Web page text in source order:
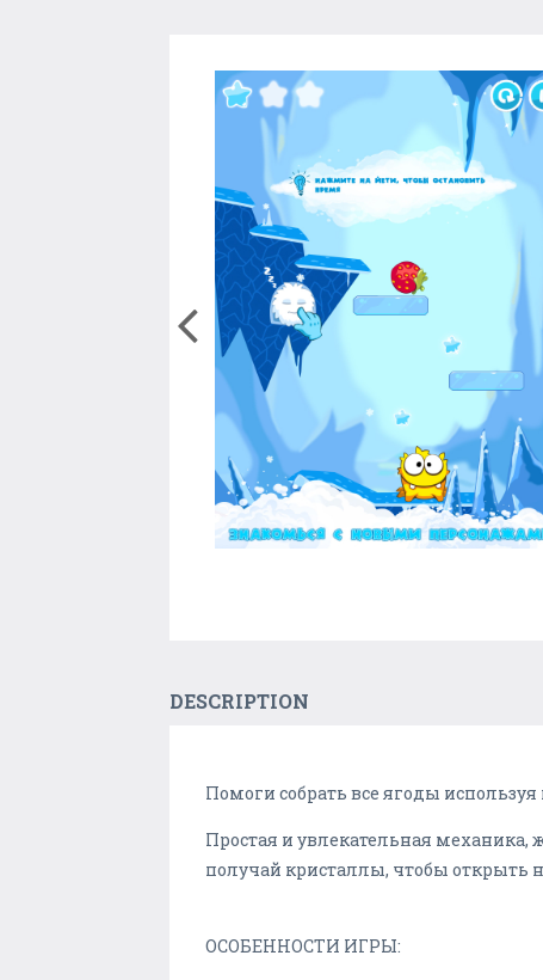
DESCRIPTION
Помоги собрать все ягоды
Простая и увлекательная механика,
получай кристаллы, чтобы открыть
ОСОБЕННОСТИ ИГРЫ: